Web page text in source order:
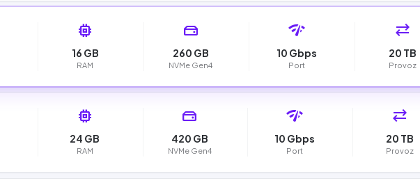
memory
16 GB
RAM
hard_drive
260 GB
NVMe Gen4
network_check
10 Gbps
Port
sync_alt
20 TB
Provoz
memory
24 GB
RAM
hard_drive
420 GB
NVMe Gen4
network_check
10 Gbps
Port
sync_alt
20 TB
Provoz